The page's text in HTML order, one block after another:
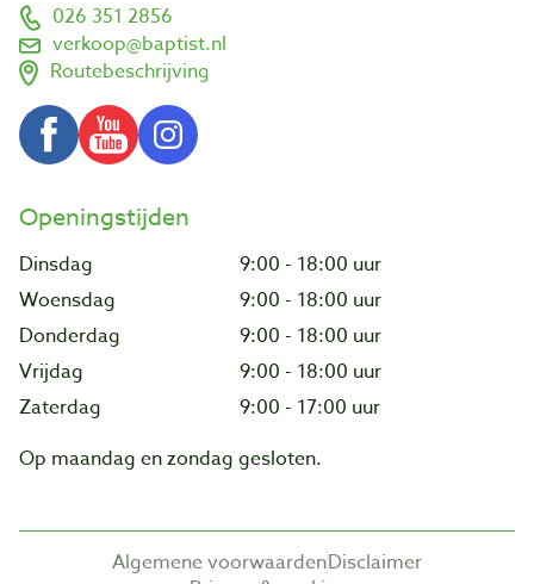
026 351 2856
verkoop@baptist.nl
Routebeschrijving
Openingstijden
Dinsdag
9:00 - 18:00 uur
Woensdag
9:00 - 18:00 uur
Donderdag
9:00 - 18:00 uur
Vrijdag
9:00 - 18:00 uur
Zaterdag
9:00 - 17:00 uur
Op maandag en zondag gesloten.
Algemene voorwaardenDisclaimer